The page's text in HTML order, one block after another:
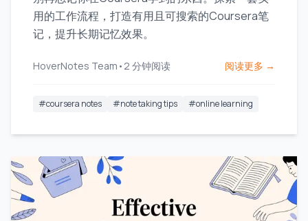
用的工作流程，打造有用且可搜索的Coursera笔
记，提升长期记忆效果。
HoverNotes Team • 2 分钟阅读 阅读更多 →
#coursera notes #note taking tips #online learning